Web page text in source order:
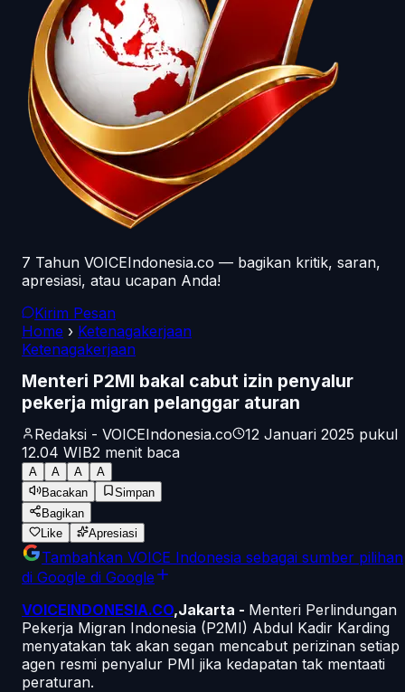
7 Tahun VOICEIndonesia.co — bagikan kritik, saran,
apresiasi, atau ucapan Anda!
Kirim Pesan
Home › Ketenagakerjaan
Ketenagakerjaan
Menteri P2MI bakal cabut izin penyalur
pekerja migran pelanggar aturan
Redaksi - VOICEIndonesia.co
12 Januari 2025 pukul
12.04 WIB2 menit baca
A A A
A
Bacakan
Simpan
Bagikan
Like
Apresiasi
Tambahkan VOICE Indonesia sebagai sumber pilihan
di Google di Google
VOICEINDONESIA.CO,Jakarta - Menteri Perlindungan
Pekerja Migran Indonesia (P2MI) Abdul Kadir Karding
menyatakan tak akan segan mencabut perizinan setiap
agen resmi penyalur PMI jika kedapatan tak mentaati
peraturan.